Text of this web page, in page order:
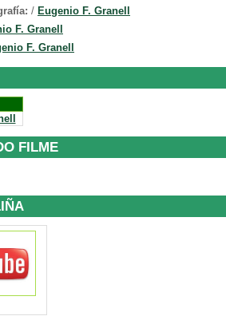
/ Eugenio F. Granell
F. Granell
F. Granell
FILME